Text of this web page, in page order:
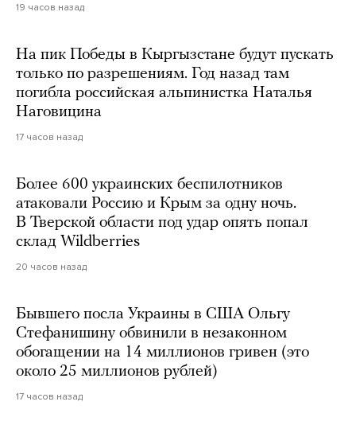
19 часов назад
На пик Победы в Кыргызстане будут пускать
только по разрешениям. Год назад там
погибла российская альпинистка Наталья
Наговицина
17 часов назад
Более 600 украинских беспилотников
атаковали Россию и Крым за одну ночь.
В Тверской области под удар опять попал
склад Wildberries
20 часов назад
Бывшего посла Украины в США Ольгу
Стефанишину обвинили в незаконном
обогащении на 14 миллионов гривен (это
около 25 миллионов рублей)
17 часов назад